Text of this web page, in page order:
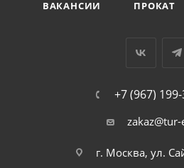
ВАКАНСИИ
ПРОКАТ
+7 (967)
г. Москва, ул.